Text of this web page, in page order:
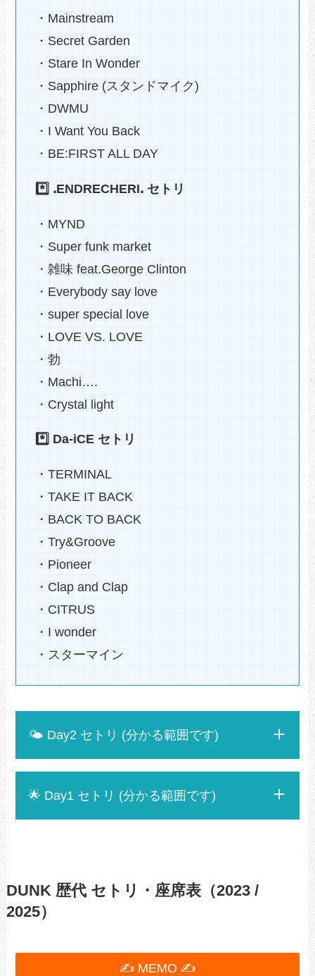
・Mainstream
・Secret Garden
・Stare In Wonder
・Sapphire (スタンドマイク)
・DWMU
・I Want You Back
・BE:FIRST ALL DAY
*️⃣ ꓸENDRECHERIꓸ セトリ
・MYND
・Super funk market
・雑味 feat.George Clinton
・Everybody say love
・super special love
・LOVE VS. LOVE
・勃
・Machi….
・Crystal light
*️⃣ Da-iCE セトリ
・TERMINAL
・TAKE IT BACK
・BACK TO BACK
・Try&Groove
・Pioneer
・Clap and Clap
・CITRUS
・I wonder
・スターマイン
🌤️ Day2 セトリ (分かる範囲です)
🌟 Day1 セトリ (分かる範囲です)
DUNK 歴代 セトリ・座席表（2023 /
2025）
✍ MEMO ✍